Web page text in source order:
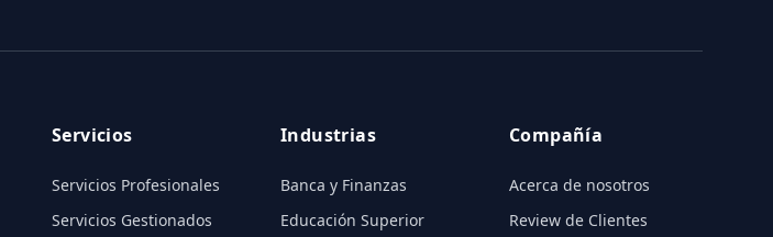
Servicios
Servicios Profesionales
Servicios Gestionados
Industrias
Banca y Finanzas
Educación Superior
Compañía
Acerca de nosotros
Review de Clientes